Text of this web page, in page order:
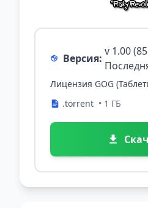
Версия:
v 1.00
Лицензия GOG
.torrent • 1 ГБ